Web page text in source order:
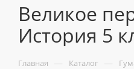
Великое
История 5
Главная — Каталог —